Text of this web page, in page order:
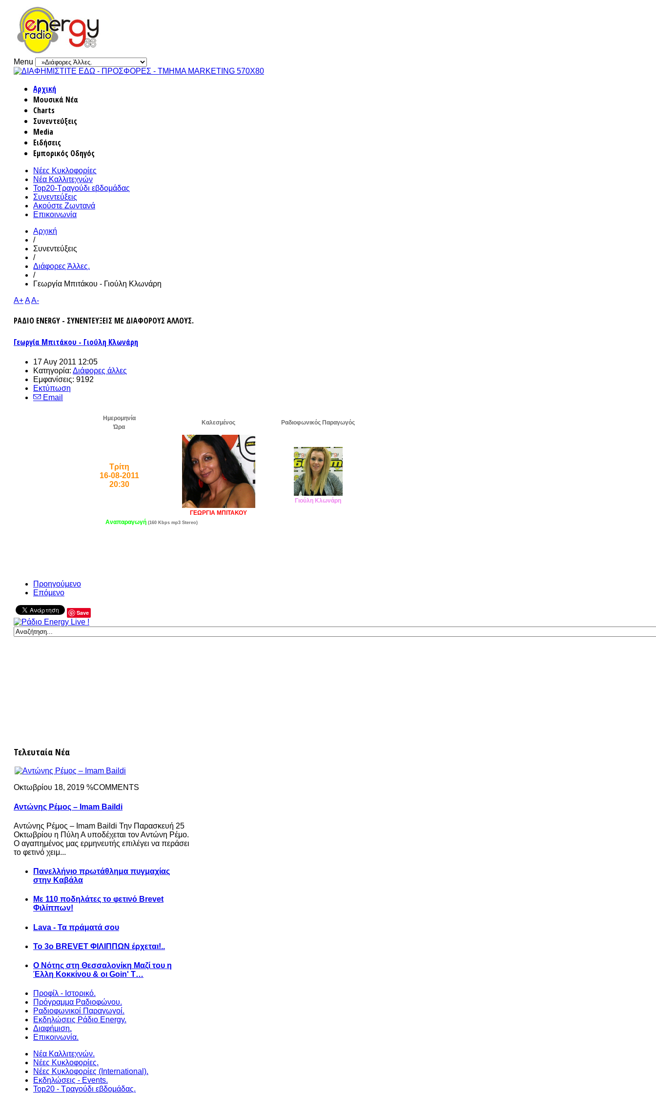
Menu
Αρχική
Μουσικά Νέα
Charts
Συνεντεύξεις
Media
Ειδήσεις
Εμπορικός Οδηγός
Νέες Κυκλοφορίες
Νέα Καλλιτεχνών
Top20-Τραγούδι εβδομάδας
Συνεντεύξεις
Ακούστε Ζωντανά
Επικοινωνία
Αρχική
/
Συνεντεύξεις
/
Διάφορες Άλλες.
/
Γεωργία Μπιτάκου - Γιούλη Κλωνάρη
A+AA-
ΡΑΔΙΟ ENERGY - ΣΥΝΕΝΤΕΥΞΕΙΣ ΜΕ ΔΙΑΦΟΡΟΥΣ ΑΛΛΟΥΣ.
Γεωργία Μπιτάκου - Γιούλη Κλωνάρη
17 Αυγ 2011 12:05
Κατηγορία: Διάφορες άλλες
Εμφανίσεις: 9192
Εκτύπωση
Email
Ημερομηνία
Ώρα
Καλεσμένος Ραδιοφωνικός Παραγωγός
Τρίτη
16-08-2011
20:30
ΓΕΩΡΓΙΑ ΜΠΙΤΑΚΟΥ
Γιούλη Κλωνάρη
Αναπαραγωγή (160 Kbps mp3 Stereo)
Προηγούμενο
Επόμενο
Save
Τελευταία Νέα
Οκτωβρίου 18, 2019 %COMMENTS
Αντώνης Ρέμος – Imam Baildi
Αντώνης Ρέμος – Imam Baildi Την Παρασκευή 25
Οκτωβρίου η Πύλη Α υποδέχεται τον Αντώνη Ρέμο.
Ο αγαπημένος μας ερμηνευτής επιλέγει να περάσει
το φετινό χειμ...
Πανελλήνιο πρωτάθλημα πυγμαχίας
στην Καβάλα
Με 110 ποδηλάτες το φετινό Brevet
Φιλίππων!
Lava - Τα πράματά σου
Το 3ο BREVET ΦΙΛΙΠΠΩΝ έρχεται!..
Ο Νότης στη Θεσσαλονίκη Μαζί του η
Έλλη Κοκκίνου & οι Goin' T…
Προφίλ - Ιστορικό.
Πρόγραμμα Ραδιοφώνου.
Ραδιοφωνικοί Παραγωγοί.
Εκδηλώσεις Ράδιο Energy.
Διαφήμιση.
Επικοινωνία.
Νέα Καλλιτεχνών.
Νέες Κυκλοφορίες.
Νέες Κυκλοφορίες (International).
Εκδηλώσεις - Events.
Top20 - Τραγούδι εβδομάδας.